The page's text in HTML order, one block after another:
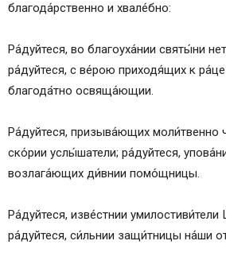
благода́рственно и хвале́бно:
Ра́дуйтеся, во благоуха́нии святы́ни
ра́дуйтеся, с ве́рою приходя́щих к
благода́тно освяща́ющии.
Ра́дуйтеся, призыва́ющих моли́твенно
ско́рии услы́шатели; ра́дуйтеся,
возлага́ющих ди́внии помо́щницы.
Ра́дуйтеся, изве́стнии
ра́дуйтеся, си́льнии защи́тницы на́ши